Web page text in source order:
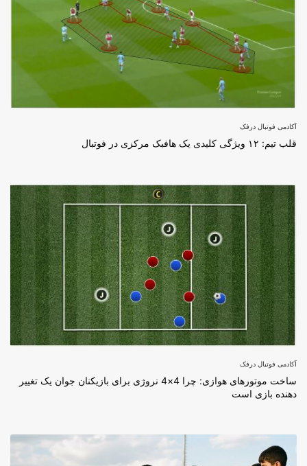
آکادمی فوتبال درفک
قلب تیم: ۱۲ ویژگی کلیدی یک هافبک مرکزی در فوتبال
آکادمی فوتبال درفک
ساخت موتورهای هوازی: چرا 4×4 نروژی برای بازیکنان جوان یک تغییر
دهنده بازی است